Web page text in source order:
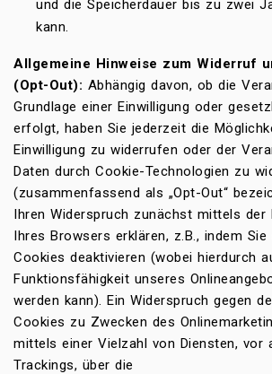
und die Speicherdauer bis zu zwei
kann.
Allgemeine Hinweise zum Widerruf
(Opt-Out): Abhängig davon, ob die
Grundlage einer Einwilligung oder
erfolgt, haben Sie jederzeit die
Einwilligung zu widerrufen oder der
Daten durch Cookie-Technologien zu
(zusammenfassend als „Opt-Out“
Ihren Widerspruch zunächst mittels der
Ihres Browsers erklären, z.B., indem
Cookies deaktivieren (wobei hierdurch
Funktionsfähigkeit unseres
werden kann). Ein Widerspruch gegen
Cookies zu Zwecken des
mittels einer Vielzahl von Diensten, vor
Trackings, über die